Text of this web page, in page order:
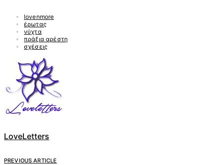
lovenmore
έρωτας
νύχτα
πράξια αρέστη
σχέσεις
LoveLetters
PREVIOUS ARTICLE